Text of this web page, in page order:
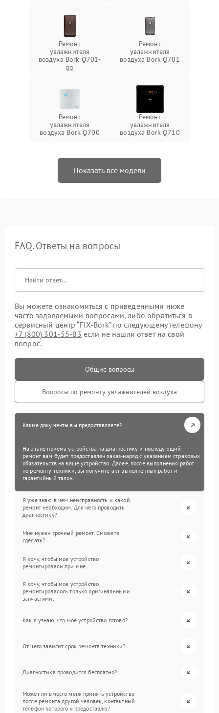
Ремонт
увлажнителя
воздуха Bork Q701-
gg
Ремонт
увлажнителя
воздуха Bork Q701
Ремонт
увлажнителя
воздуха Bork Q700
Ремонт
увлажнителя
воздуха Bork Q710
Показать все модели
FAQ. Ответы на вопросы
Вы можете ознакомиться с приведенными ниже
часто задаваемыми вопросами, либо обратиться в
сервисный центр “FIX-Bork” по следующему телефону
+7 (800) 301-55-83 если не нашли ответ на свой
вопрос.
Общие вопросы
Вопросы по ремонту увлажнителей воздуха
Какие документы вы предоставляете?
На этапе приема устройства на диагностику и последующий
ремонт вам будет предоставлен заказ-наряд с указанием страховых
обязательств на ваше устройство. Далее, после выполнения работ
по ремонту техники, вы получите акт выполненных работ и
гарантийный талон.
Я уже знаю в чем неисправность и какой
ремонт необходим. Для чего проводить
диагностику?
Мне нужен срочный ремонт. Сможете
сделать?
Я хочу, чтобы мое устройство
ремонтировали при мне.
Я хочу, чтобы мое устройство
ремонтировалось только оригинальными
запчастями.
Как я узнаю, что мое устройство готово?
От чего зависит срок ремонта техники?
Диагностика проводится бесплатно?
Может ли вместо меня принять устройство
после ремонта другой человек, контактный
телефон которого я предоставлю?